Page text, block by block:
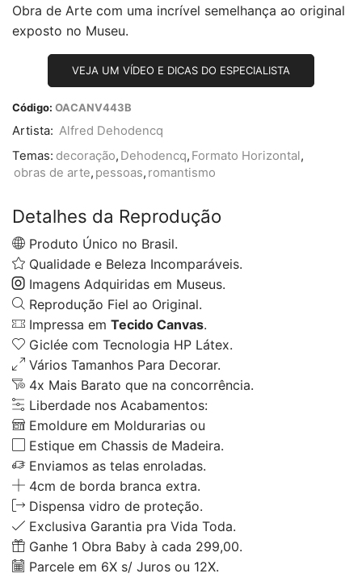
Obra de Arte com uma incrível semelhança ao original
exposto no Museu.
VEJA UM VÍDEO E DICAS DO ESPECIALISTA
Código: OACANV443B
Artista: Alfred Dehodencq
Temas: decoração, Dehodencq, Formato Horizontal,
obras de arte, pessoas, romantismo
Detalhes da Reprodução
Produto Único no Brasil.
Qualidade e Beleza Incomparáveis.
Imagens Adquiridas em Museus.
Reprodução Fiel ao Original.
Impressa em Tecido Canvas.
Giclée com Tecnologia HP Látex.
Vários Tamanhos Para Decorar.
4x Mais Barato que na concorrência.
Liberdade nos Acabamentos:
Emoldure em Moldurarias ou
Estique em Chassis de Madeira.
Enviamos as telas enroladas.
4cm de borda branca extra.
Dispensa vidro de proteção.
Exclusiva Garantia pra Vida Toda.
Ganhe 1 Obra Baby à cada 299,00.
Parcele em 6X s/ Juros ou 12X.